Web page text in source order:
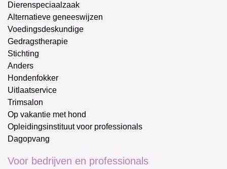
Dierenspeciaalzaak
Alternatieve geneeswijzen
Voedingsdeskundige
Gedragstherapie
Stichting
Anders
Hondenfokker
Uitlaatservice
Trimsalon
Op vakantie met hond
Opleidingsinstituut voor professionals
Dagopvang
Voor bedrijven en professionals